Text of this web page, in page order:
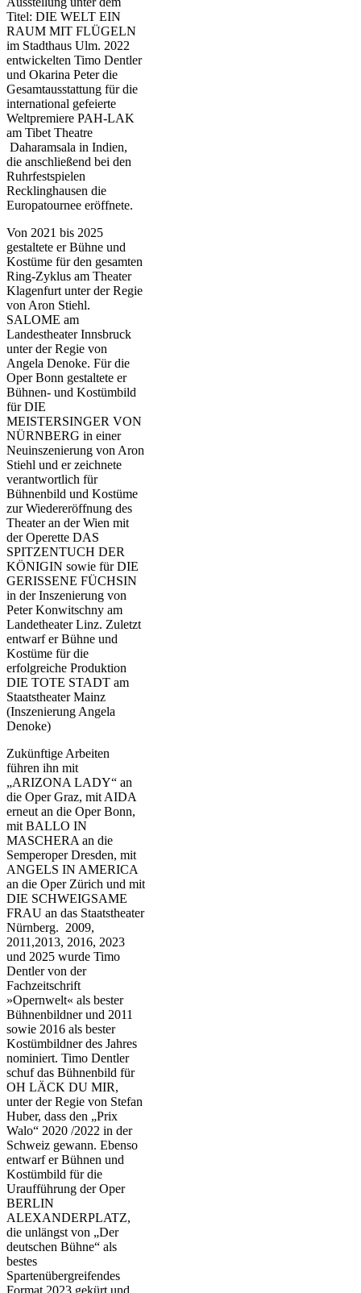
Titel: DIE WELT EIN
RAUM MIT FLÜGELN
im Stadthaus Ulm. 2022
entwickelten Timo Dentler
und Okarina Peter die
Gesamtausstattung für die
international gefeierte
Weltpremiere PAH-LAK
am Tibet Theatre
Daharamsala in Indien,
die anschließend bei den
Ruhrfestspielen
Recklinghausen die
Europatournee eröffnete.
Von 2021 bis 2025
gestaltete er Bühne und
Kostüme für den gesamten
Ring-Zyklus am Theater
Klagenfurt unter der Regie
von Aron Stiehl.
SALOME am
Landestheater Innsbruck
unter der Regie von
Angela Denoke. Für die
Oper Bonn gestaltete er
Bühnen- und Kostümbild
für DIE
MEISTERSINGER VON
NÜRNBERG in einer
Neuinszenierung von Aron
Stiehl und er zeichnete
verantwortlich für
Bühnenbild und Kostüme
zur Wiedereröffnung des
Theater an der Wien mit
der Operette DAS
SPITZENTUCH DER
KÖNIGIN sowie für DIE
GERISSENE FÜCHSIN
in der Inszenierung von
Peter Konwitschny am
Landetheater Linz. Zuletzt
entwarf er Bühne und
Kostüme für die
erfolgreiche Produktion
DIE TOTE STADT am
Staatstheater Mainz
(Inszenierung Angela
Denoke)
Zukünftige Arbeiten
führen ihn mit
„ARIZONA LADY“ an
die Oper Graz, mit AIDA
erneut an die Oper Bonn,
mit BALLO IN
MASCHERA an die
Semperoper Dresden, mit
ANGELS IN AMERICA
an die Oper Zürich und mit
DIE SCHWEIGSAME
FRAU an das Staatstheater
Nürnberg. 2009,
2011,2013, 2016, 2023
und 2025 wurde Timo
Dentler von der
Fachzeitschrift
»Opernwelt« als bester
Bühnenbildner und 2011
sowie 2016 als bester
Kostümbildner des Jahres
nominiert. Timo Dentler
schuf das Bühnenbild für
OH LÄCK DU MIR,
unter der Regie von Stefan
Huber, dass den „Prix
Walo“ 2020 /2022 in der
Schweiz gewann. Ebenso
entwarf er Bühnen und
Kostümbild für die
Uraufführung der Oper
BERLIN
ALEXANDERPLATZ,
die unlängst von „Der
deutschen Bühne“ als
bestes
Spartenübergreifendes
Format 2023 gekürt und